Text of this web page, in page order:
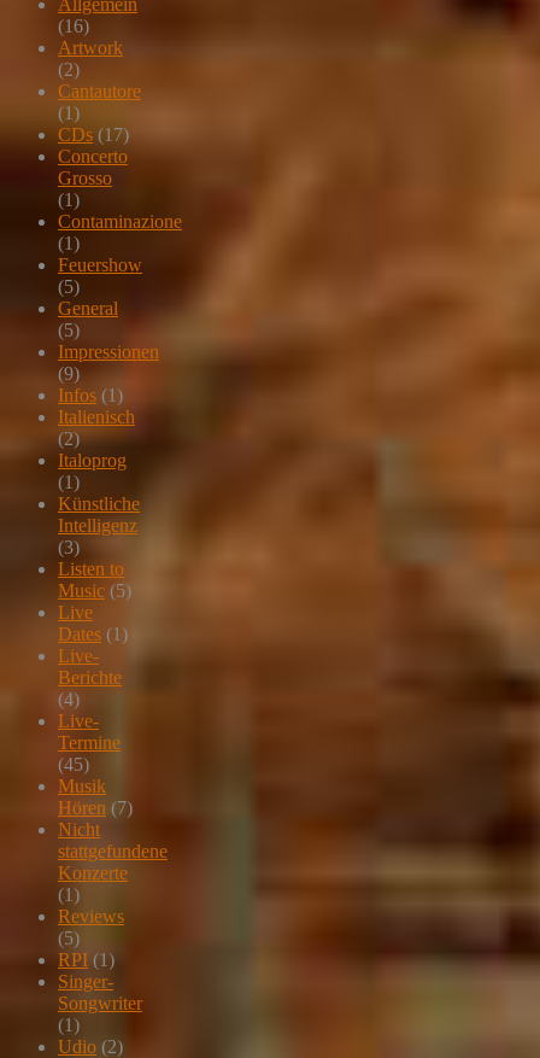
(16)
Artwork
(2)
Cantautore
(1)
CDs (17)
Concerto
Grosso
(1)
Contaminazione
(1)
Feuershow
(5)
General
(5)
Impressionen
(9)
Infos (1)
Italienisch
(2)
Italoprog
(1)
Künstliche
Intelligenz
(3)
Listen to
Music (5)
Live
Dates (1)
Live-
Berichte
(4)
Live-
Termine
(45)
Musik
Hören (7)
Nicht
stattgefundene
Konzerte
(1)
Reviews
(5)
RPI (1)
Singer-
Songwriter
(1)
Udio (2)